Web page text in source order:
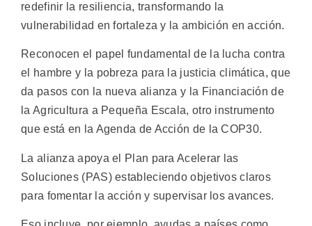
redefinir la resiliencia, transformando la
vulnerabilidad en fortaleza y la ambición en acción.
Reconocen el papel fundamental de la lucha contra
el hambre y la pobreza para la justicia climática, que
da pasos con la nueva alianza y la Financiación de
la Agricultura a Pequeña Escala, otro instrumento
que está en la Agenda de Acción de la COP30.
La alianza apoya el Plan para Acelerar las
Soluciones (PAS) estableciendo objetivos claros
para fomentar la acción y supervisar los avances.